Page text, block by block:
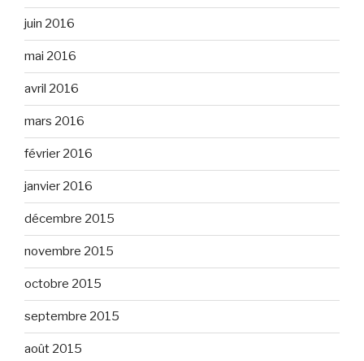
juin 2016
mai 2016
avril 2016
mars 2016
février 2016
janvier 2016
décembre 2015
novembre 2015
octobre 2015
septembre 2015
août 2015